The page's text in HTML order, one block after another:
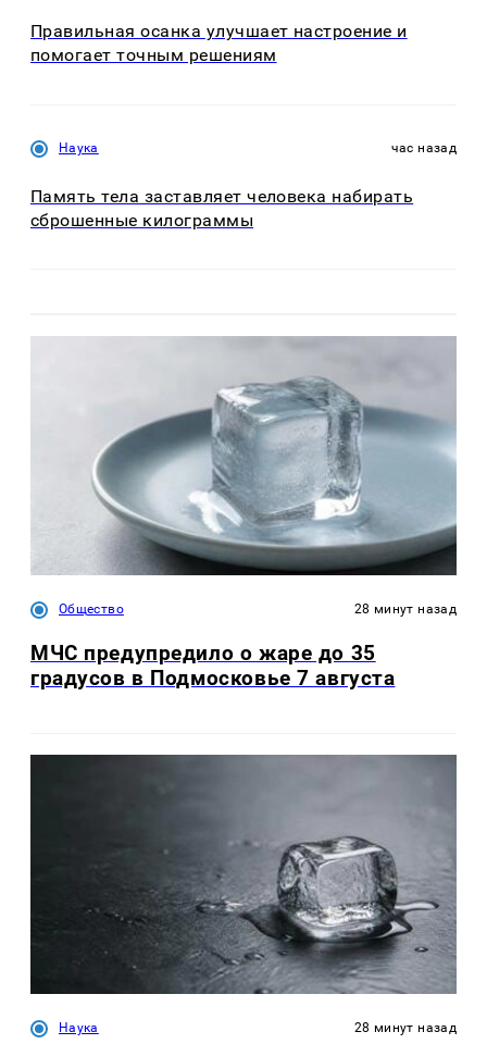
Правильная осанка улучшает настроение и
помогает точным решениям
Наука час назад
Память тела заставляет человека набирать
сброшенные килограммы
Общество 28 минут назад
МЧС предупредило о жаре до 35
градусов в Подмосковье 7 августа
Наука 28 минут назад